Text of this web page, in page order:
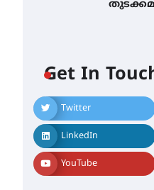
Get In
Twitter
LinkedIn
YouTube
നേടിയ
ചെയ്യുന്നു